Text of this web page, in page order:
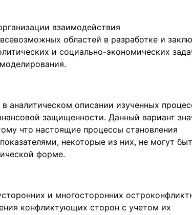
взаимодействия
областей в разработке и
и социально-экономических
аналитическом описании изученных
защищенности. Данный вариант
что настоящие процессы становления
некоторые из них, не могут
форме.
и многосторонних
конфликтующих сторон с учетом их